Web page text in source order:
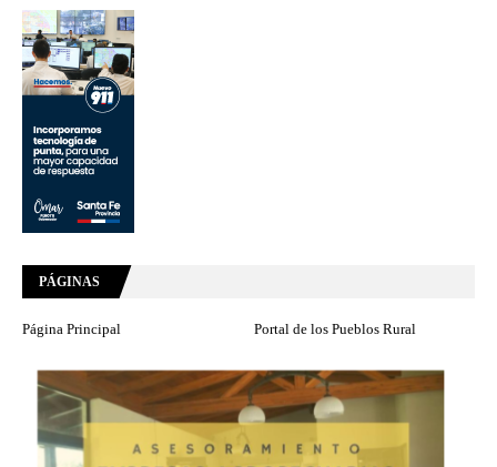
PÁGINAS
Página Principal Portal de los Pueblos Rural